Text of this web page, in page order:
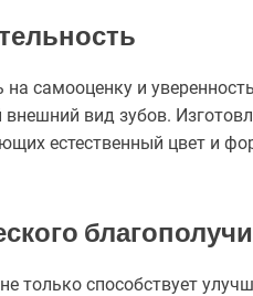
самооценку и
вид зубов.
естественный цвет и
только способствует